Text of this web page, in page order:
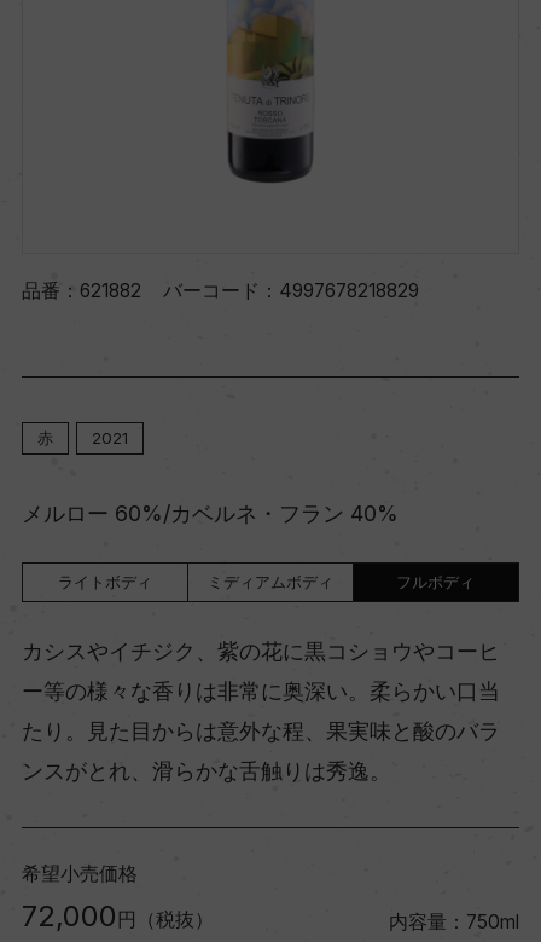
品番： 621882 バーコード： 4997678218829
赤 2021
メルロー 60%/カベルネ・フラン 40%
ライトボディ ミディアムボディ フルボディ
カシスやイチジク、紫の花に黒コショウやコーヒ
ー等の様々な香りは非常に奥深い。柔らかい口当
たり。見た目からは意外な程、果実味と酸のバラ
ンスがとれ、滑らかな舌触りは秀逸。
希望小売価格
72,000 円（税抜） 内容量：750ml